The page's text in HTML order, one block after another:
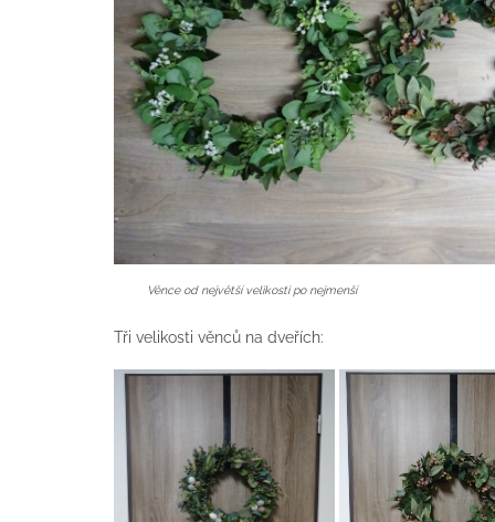
Věnce od největší velikosti po nejmenší
Tři velikosti věnců na dveřích: